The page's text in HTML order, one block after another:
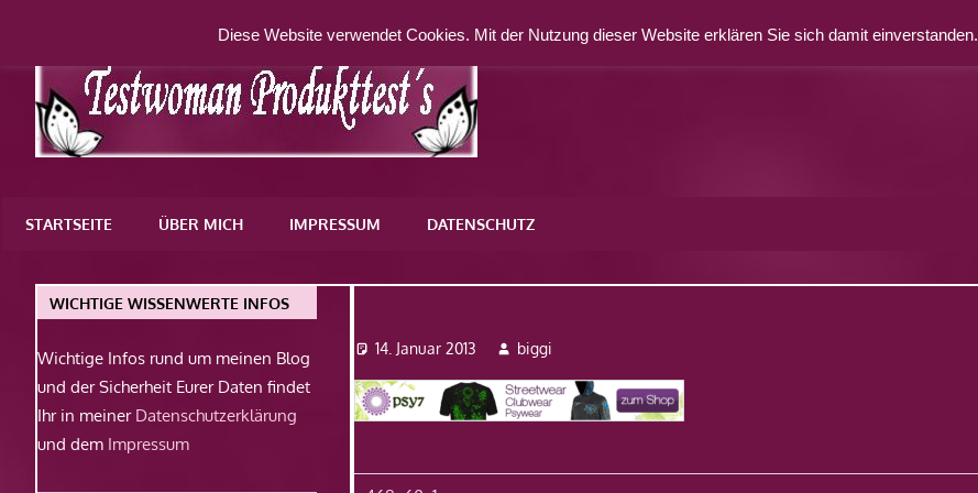
springen
WordPress-
STARTSEITE ÜBER MICH IMPRESSUM DATENSCHUTZ
14. Januar 2013 biggi
WICHTIGE WISSENWERTE INFOS
Wichtige Infos rund um meinen Blog
und der Sicherheit Eurer Daten findet
Ihr in meiner Datenschutzerklärung
und dem Impressum
Diese Website verwendet Cookies. Mit der Nutzung dieser Website erklären Sie sich damit einverstanden.